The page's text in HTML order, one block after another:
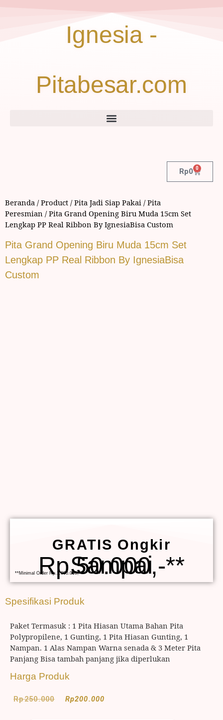
Ignesia -
Pitabesar.com
Rp0 0
Beranda /Product /Pita Jadi Siap Pakai /Pita
Peresmian / Pita Grand Opening Biru Muda 15cm Set
Lengkap PP Real Ribbon By IgnesiaBisa Custom
Pita Grand Opening Biru Muda 15cm Set
Lengkap PP Real Ribbon By IgnesiaBisa
Custom
GRATIS Ongkir
Sampai Rp.50.000,-**
**Minimal Order Rp.1.000.000,-
Spesifikasi Produk
Paket Termasuk : 1 Pita Hiasan Utama Bahan Pita
Polypropilene, 1 Gunting, 1 Pita Hiasan Gunting, 1
Nampan. 1 Alas Nampan Warna senada & 3 Meter Pita
Panjang Bisa tambah panjang jika diperlukan
Harga Produk
Rp250.000 Rp200.000